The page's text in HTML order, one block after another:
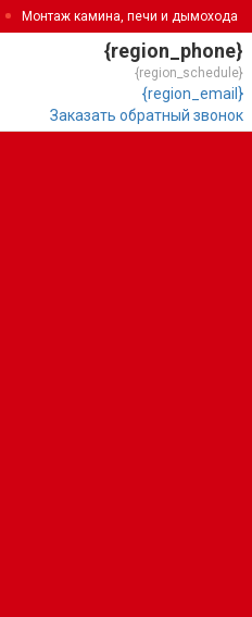
Монтаж камина, печи и дымохода
{region_phone}
{region_schedule}
{region_email}
Заказать обратный звонок